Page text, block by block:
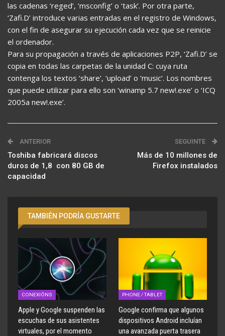
las cadenas ‘reged’, ‘msconfig’ o ‘task’. Por otra parte,
‘Zafi.D’ introduce varias entradas en el registro de Windows,
con el fin de asegurar su ejecución cada vez que se reinicie
el ordenador.
Para su propagación a través de aplicaciones P2P, ‘Zafi.D’ se
copia en todas las carpetas de la unidad C: cuya ruta
contenga los textos ‘share’, ‘upload’ o ‘music’. Los nombres
que puede utilizar para ello son ‘winamp 5.7 new!.exe’ o ‘ICQ
2005a new!.exe’.
ANTERIOR
Toshiba fabricará discos
duros de 1,8  con 80 GB de
capacidad
SEGUINTE
Más de 10 millones de
Firefox instalados
TAMBIÉN PODRÍA GUSTARTE
CONEXIÓNS
Apple y Google suspenden las
escuchas de sus asistentes
virtuales, por el momento
PHONE / TABLET
Google confirma que algunos
dispositivos Android incluían
una avanzada puerta trasera